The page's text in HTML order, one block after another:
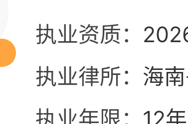
执业资质：
执业律所： 海
执业年限： 12年